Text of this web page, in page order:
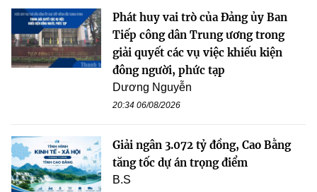
Phát huy vai trò của Đảng ủy Ban
Tiếp công dân Trung ương trong
giải quyết các vụ việc khiếu kiện
đông người, phức tạp
Dương Nguyễn
20:34 06/08/2026
Giải ngân 3.072 tỷ đồng, Cao Bằng
tăng tốc dự án trọng điểm
B.S